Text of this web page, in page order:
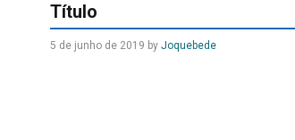
Título
5 de junho de 2019 by Joquebede